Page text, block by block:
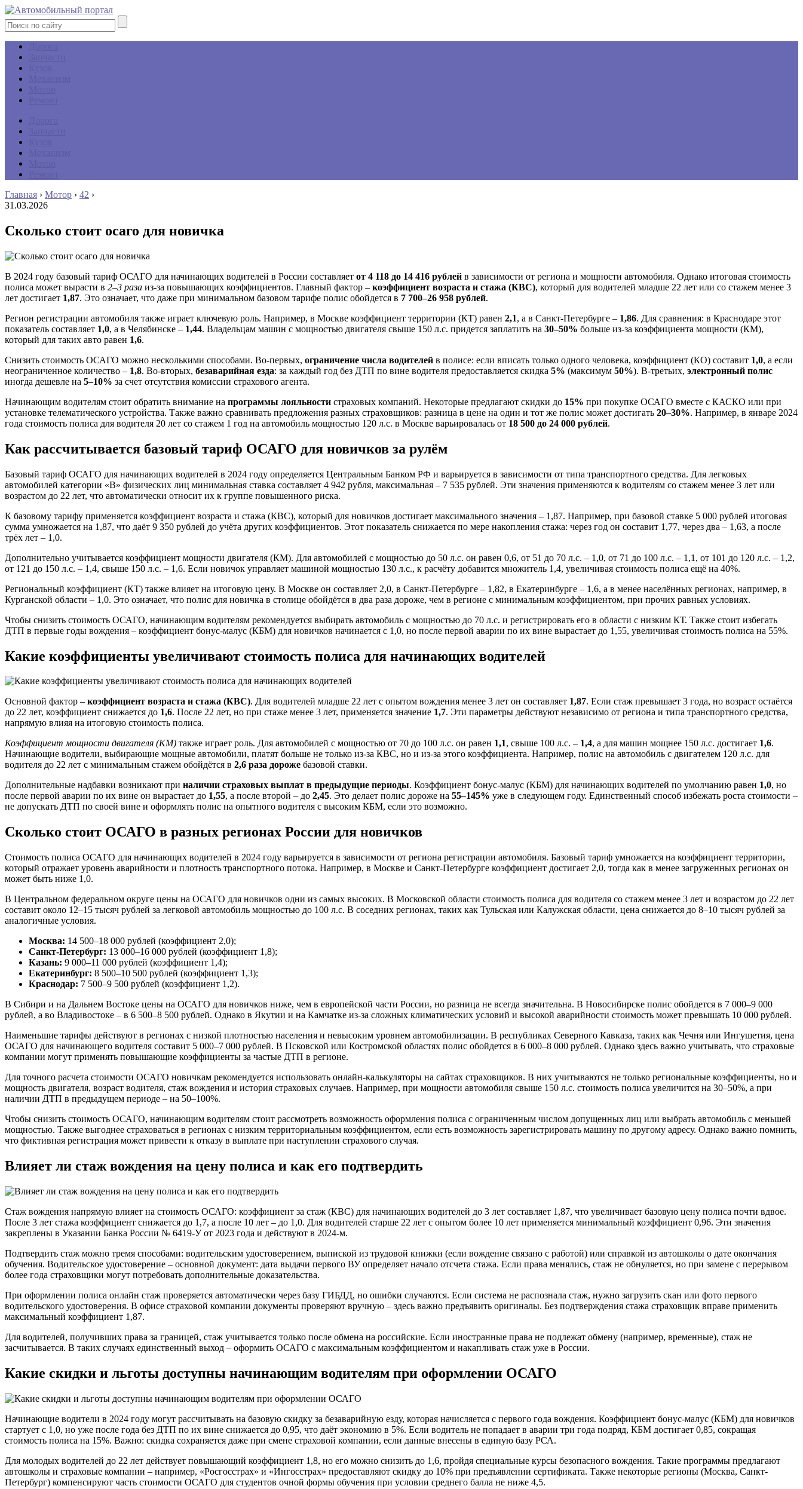
Главная › Мотор › 42 ›
31.03.2026
Сколько стоит осаго для новичка
В 2024 году базовый тариф ОСАГО для начинающих водителей в России составляет от 4 118 до 14 416 рублей в зависимости от региона и мощности автомобиля. Однако итоговая стоимость
полиса может вырасти в 2–3 раза из-за повышающих коэффициентов. Главный фактор – коэффициент возраста и стажа (КВС), который для водителей младше 22 лет или со стажем менее 3
лет достигает 1,87. Это означает, что даже при минимальном базовом тарифе полис обойдется в 7 700–26 958 рублей.
Регион регистрации автомобиля также играет ключевую роль. Например, в Москве коэффициент территории (КТ) равен 2,1, а в Санкт-Петербурге – 1,86. Для сравнения: в Краснодаре этот
показатель составляет 1,0, а в Челябинске – 1,44. Владельцам машин с мощностью двигателя свыше 150 л.с. придется заплатить на 30–50% больше из-за коэффициента мощности (КМ),
который для таких авто равен 1,6.
Снизить стоимость ОСАГО можно несколькими способами. Во-первых, ограничение числа водителей в полисе: если вписать только одного человека, коэффициент (КО) составит 1,0, а если
неограниченное количество – 1,8. Во-вторых, безаварийная езда: за каждый год без ДТП по вине водителя предоставляется скидка 5% (максимум 50%). В-третьих, электронный полис
иногда дешевле на 5–10% за счет отсутствия комиссии страхового агента.
Начинающим водителям стоит обратить внимание на программы лояльности страховых компаний. Некоторые предлагают скидки до 15% при покупке ОСАГО вместе с КАСКО или при
установке телематического устройства. Также важно сравнивать предложения разных страховщиков: разница в цене на один и тот же полис может достигать 20–30%. Например, в январе 2024
года стоимость полиса для водителя 20 лет со стажем 1 год на автомобиль мощностью 120 л.с. в Москве варьировалась от 18 500 до 24 000 рублей.
Как рассчитывается базовый тариф ОСАГО для новичков за рулём
Базовый тариф ОСАГО для начинающих водителей в 2024 году определяется Центральным Банком РФ и варьируется в зависимости от типа транспортного средства. Для легковых
автомобилей категории «B» физических лиц минимальная ставка составляет 4 942 рубля, максимальная – 7 535 рублей. Эти значения применяются к водителям со стажем менее 3 лет или
возрастом до 22 лет, что автоматически относит их к группе повышенного риска.
К базовому тарифу применяется коэффициент возраста и стажа (КВС), который для новичков достигает максимального значения – 1,87. Например, при базовой ставке 5 000 рублей итоговая
сумма умножается на 1,87, что даёт 9 350 рублей до учёта других коэффициентов. Этот показатель снижается по мере накопления стажа: через год он составит 1,77, через два – 1,63, а после
трёх лет – 1,0.
Дополнительно учитывается коэффициент мощности двигателя (КМ). Для автомобилей с мощностью до 50 л.с. он равен 0,6, от 51 до 70 л.с. – 1,0, от 71 до 100 л.с. – 1,1, от 101 до 120 л.с. – 1,2,
от 121 до 150 л.с. – 1,4, свыше 150 л.с. – 1,6. Если новичок управляет машиной мощностью 130 л.с., к расчёту добавится множитель 1,4, увеличивая стоимость полиса ещё на 40%.
Региональный коэффициент (КТ) также влияет на итоговую цену. В Москве он составляет 2,0, в Санкт-Петербурге – 1,82, в Екатеринбурге – 1,6, а в менее населённых регионах, например, в
Курганской области – 1,0. Это означает, что полис для новичка в столице обойдётся в два раза дороже, чем в регионе с минимальным коэффициентом, при прочих равных условиях.
Чтобы снизить стоимость ОСАГО, начинающим водителям рекомендуется выбирать автомобиль с мощностью до 70 л.с. и регистрировать его в области с низким КТ. Также стоит избегать
ДТП в первые годы вождения – коэффициент бонус-малус (КБМ) для новичков начинается с 1,0, но после первой аварии по их вине вырастает до 1,55, увеличивая стоимость полиса на 55%.
Какие коэффициенты увеличивают стоимость полиса для начинающих водителей
Основной фактор – коэффициент возраста и стажа (КВС). Для водителей младше 22 лет с опытом вождения менее 3 лет он составляет 1,87. Если стаж превышает 3 года, но возраст остаётся
до 22 лет, коэффициент снижается до 1,6. После 22 лет, но при стаже менее 3 лет, применяется значение 1,7. Эти параметры действуют независимо от региона и типа транспортного средства,
напрямую влияя на итоговую стоимость полиса.
Коэффициент мощности двигателя (КМ) также играет роль. Для автомобилей с мощностью от 70 до 100 л.с. он равен 1,1, свыше 100 л.с. – 1,4, а для машин мощнее 150 л.с. достигает 1,6.
Начинающие водители, выбирающие мощные автомобили, платят больше не только из-за КВС, но и из-за этого коэффициента. Например, полис на автомобиль с двигателем 120 л.с. для
водителя до 22 лет с минимальным стажем обойдётся в 2,6 раза дороже базовой ставки.
Дополнительные надбавки возникают при наличии страховых выплат в предыдущие периоды. Коэффициент бонус-малус (КБМ) для начинающих водителей по умолчанию равен 1,0, но
после первой аварии по их вине он вырастает до 1,55, а после второй – до 2,45. Это делает полис дороже на 55–145% уже в следующем году. Единственный способ избежать роста стоимости –
не допускать ДТП по своей вине и оформлять полис на опытного водителя с высоким КБМ, если это возможно.
Сколько стоит ОСАГО в разных регионах России для новичков
Стоимость полиса ОСАГО для начинающих водителей в 2024 году варьируется в зависимости от региона регистрации автомобиля. Базовый тариф умножается на коэффициент территории,
который отражает уровень аварийности и плотность транспортного потока. Например, в Москве и Санкт-Петербурге коэффициент достигает 2,0, тогда как в менее загруженных регионах он
может быть ниже 1,0.
В Центральном федеральном округе цены на ОСАГО для новичков одни из самых высоких. В Московской области стоимость полиса для водителя со стажем менее 3 лет и возрастом до 22 лет
составит около 12–15 тысяч рублей за легковой автомобиль мощностью до 100 л.с. В соседних регионах, таких как Тульская или Калужская области, цена снижается до 8–10 тысяч рублей за
аналогичные условия.
Москва: 14 500–18 000 рублей (коэффициент 2,0);
Санкт-Петербург: 13 000–16 000 рублей (коэффициент 1,8);
Казань: 9 000–11 000 рублей (коэффициент 1,4);
Екатеринбург: 8 500–10 500 рублей (коэффициент 1,3);
Краснодар: 7 500–9 500 рублей (коэффициент 1,2).
В Сибири и на Дальнем Востоке цены на ОСАГО для новичков ниже, чем в европейской части России, но разница не всегда значительна. В Новосибирске полис обойдется в 7 000–9 000
рублей, а во Владивостоке – в 6 500–8 500 рублей. Однако в Якутии и на Камчатке из-за сложных климатических условий и высокой аварийности стоимость может превышать 10 000 рублей.
Наименьшие тарифы действуют в регионах с низкой плотностью населения и невысоким уровнем автомобилизации. В республиках Северного Кавказа, таких как Чечня или Ингушетия, цена
ОСАГО для начинающего водителя составит 5 000–7 000 рублей. В Псковской или Костромской областях полис обойдется в 6 000–8 000 рублей. Однако здесь важно учитывать, что страховые
компании могут применять повышающие коэффициенты за частые ДТП в регионе.
Для точного расчета стоимости ОСАГО новичкам рекомендуется использовать онлайн-калькуляторы на сайтах страховщиков. В них учитываются не только региональные коэффициенты, но и
мощность двигателя, возраст водителя, стаж вождения и история страховых случаев. Например, при мощности автомобиля свыше 150 л.с. стоимость полиса увеличится на 30–50%, а при
наличии ДТП в предыдущем периоде – на 50–100%.
Чтобы снизить стоимость ОСАГО, начинающим водителям стоит рассмотреть возможность оформления полиса с ограниченным числом допущенных лиц или выбрать автомобиль с меньшей
мощностью. Также выгоднее страховаться в регионах с низким территориальным коэффициентом, если есть возможность зарегистрировать машину по другому адресу. Однако важно помнить,
что фиктивная регистрация может привести к отказу в выплате при наступлении страхового случая.
Влияет ли стаж вождения на цену полиса и как его подтвердить
Стаж вождения напрямую влияет на стоимость ОСАГО: коэффициент за стаж (КВС) для начинающих водителей до 3 лет составляет 1,87, что увеличивает базовую цену полиса почти вдвое.
После 3 лет стажа коэффициент снижается до 1,7, а после 10 лет – до 1,0. Для водителей старше 22 лет с опытом более 10 лет применяется минимальный коэффициент 0,96. Эти значения
закреплены в Указании Банка России № 6419-У от 2023 года и действуют в 2024-м.
Подтвердить стаж можно тремя способами: водительским удостоверением, выпиской из трудовой книжки (если вождение связано с работой) или справкой из автошколы о дате окончания
обучения. Водительское удостоверение – основной документ: дата выдачи первого ВУ определяет начало отсчета стажа. Если права менялись, стаж не обнуляется, но при замене с перерывом
более года страховщики могут потребовать дополнительные доказательства.
При оформлении полиса онлайн стаж проверяется автоматически через базу ГИБДД, но ошибки случаются. Если система не распознала стаж, нужно загрузить скан или фото первого
водительского удостоверения. В офисе страховой компании документы проверяют вручную – здесь важно предъявить оригиналы. Без подтверждения стажа страховщик вправе применить
максимальный коэффициент 1,87.
Для водителей, получивших права за границей, стаж учитывается только после обмена на российские. Если иностранные права не подлежат обмену (например, временные), стаж не
засчитывается. В таких случаях единственный выход – оформить ОСАГО с максимальным коэффициентом и накапливать стаж уже в России.
Какие скидки и льготы доступны начинающим водителям при оформлении ОСАГО
Начинающие водители в 2024 году могут рассчитывать на базовую скидку за безаварийную езду, которая начисляется с первого года вождения. Коэффициент бонус-малус (КБМ) для новичков
стартует с 1,0, но уже после года без ДТП по их вине снижается до 0,95, что даёт экономию в 5%. Если водитель не попадает в аварии три года подряд, КБМ достигает 0,85, сокращая
стоимость полиса на 15%. Важно: скидка сохраняется даже при смене страховой компании, если данные внесены в единую базу РСА.
Для молодых водителей до 22 лет действует повышающий коэффициент 1,8, но его можно снизить до 1,6, пройдя специальные курсы безопасного вождения. Такие программы предлагают
автошколы и страховые компании – например, «Росгосстрах» и «Ингосстрах» предоставляют скидку до 10% при предъявлении сертификата. Также некоторые регионы (Москва, Санкт-
Петербург) компенсируют часть стоимости ОСАГО для студентов очной формы обучения при условии среднего балла не ниже 4,5.